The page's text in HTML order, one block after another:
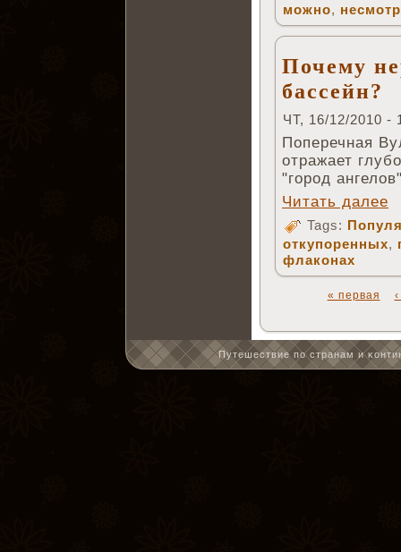
можно,
Почему
бассейн?
ЧТ, 16/12/2010 -
Поперечная
отражает
"город
Читать далее
Tags:
откупоренных,
флаконах
« первая
Путешествие по странам и